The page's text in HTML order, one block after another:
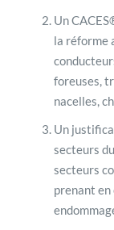
Un
la réforme
foreuses,
nacelles,
Un
secteurs
secteurs
prenant